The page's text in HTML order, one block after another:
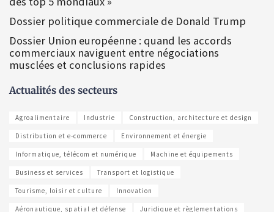
Dossier politique commerciale de Donald Trump
Dossier Union européenne : quand les accords
commerciaux naviguent entre négociations
musclées et conclusions rapides
Actualités des secteurs
Agroalimentaire Industrie Construction, architecture et design
Distribution et e-commerce Environnement et énergie
Informatique, télécom et numérique Machine et équipements
Business et services Transport et logistique
Tourisme, loisir et culture Innovation
Aéronautique, spatial et défense Juridique et règlementations